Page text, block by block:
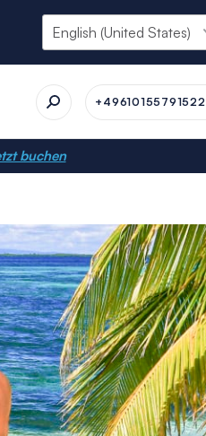
+49610155791522
buchen